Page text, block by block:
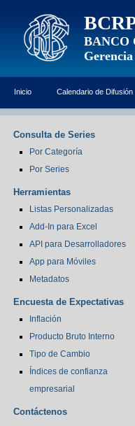
BANCO
Inicio Calendario de Difusión
Consulta de Series
Por Categoría
Por Series
Herramientas
Listas Personalizadas
Add-In para Excel
API para Desarrolladores
App para Móviles
Metadatos
Encuesta de Expectativas
Inflación
Producto Bruto Interno
Tipo de Cambio
Índices de confianza
empresarial
Contáctenos